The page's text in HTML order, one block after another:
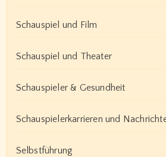
Schauspiel und Film
Schauspiel und Theater
Schauspieler & Gesundheit
Schauspielerkarrieren und
Selbstführung